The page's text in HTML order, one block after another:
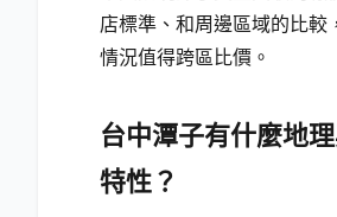
店標準、和周邊區域的比較
情況值得跨區比價。
台中潭子有什麼地
特性？